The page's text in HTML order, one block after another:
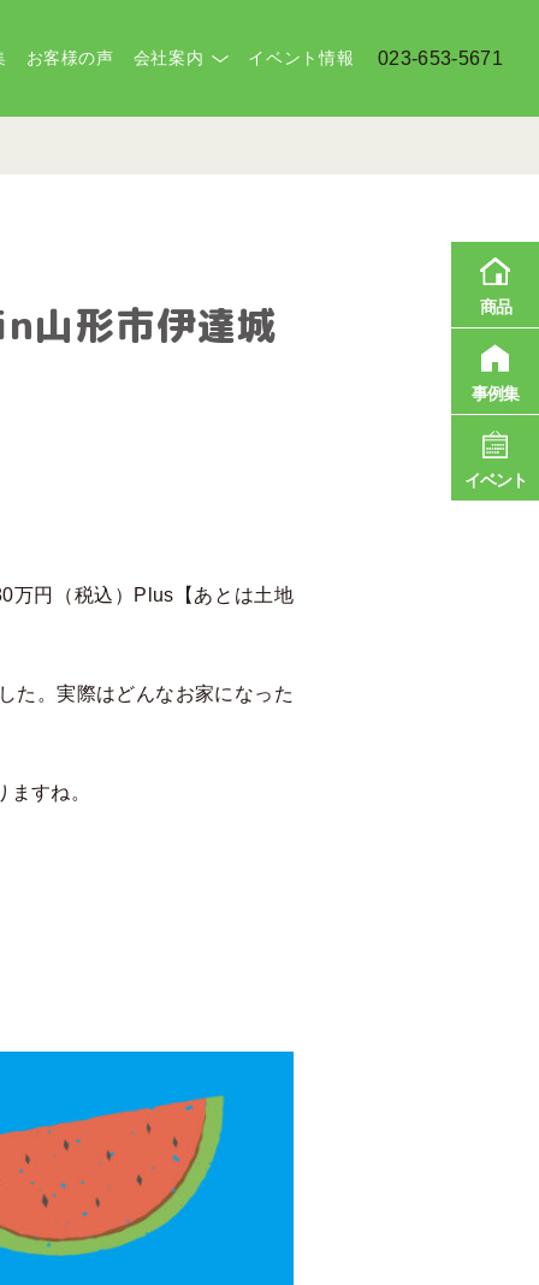
お客様の声 会社案内 イベント情報 023-653-5671
山形市伊達城
万円（税込）Plus【あとは土地
た。実際はどんなお家になった
すね。
商品
事例集
イベント